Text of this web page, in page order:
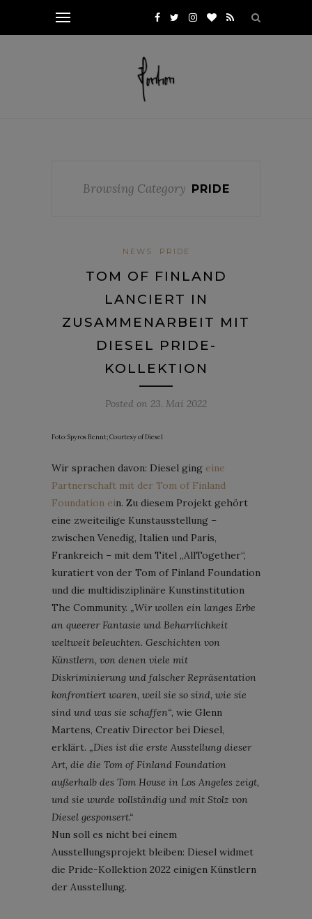
Browsing Category PRIDE
NEWS PRIDE
TOM OF FINLAND
LANCIERT IN
ZUSAMMENARBEIT MIT
DIESEL PRIDE-
KOLLEKTION
Posted on 23. Mai 2022
Foto: Spyros Rennt; Courtesy of Diesel
Wir sprachen davon: Diesel ging eine
Partnerschaft mit der Tom of Finland
Foundation ein. Zu diesem Projekt gehört
eine zweiteilige Kunstausstellung –
zwischen Venedig, Italien und Paris,
Frankreich – mit dem Titel „AllTogether“,
kuratiert von der Tom of Finland Foundation
und die multidisziplinäre Kunstinstitution
The Community. „Wir wollen ein langes Erbe
an queerer Fantasie und Beharrlichkeit
weltweit beleuchten. Geschichten von
Künstlern, von denen viele mit
Diskriminierung und falscher Repräsentation
konfrontiert waren, weil sie so sind, wie sie
sind und was sie schaffen“, wie Glenn
Martens, Creativ Director bei Diesel,
erklärt. „Dies ist die erste Ausstellung dieser
Art, die die Tom of Finland Foundation
außerhalb des Tom House in Los Angeles zeigt,
und sie wurde vollständig und mit Stolz von
Diesel gesponsert.“
Nun soll es nicht bei einem
Ausstellungsprojekt bleiben: Diesel widmet
die Pride-Kollektion 2022 einigen Künstlern
der Ausstellung.